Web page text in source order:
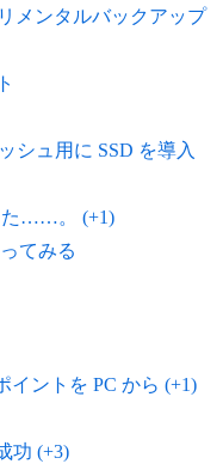
メンタルバックアップ
シュ用に SSD を導入
た……。 (+1)
てみる
イントを PC から (+1)
功 (+3)